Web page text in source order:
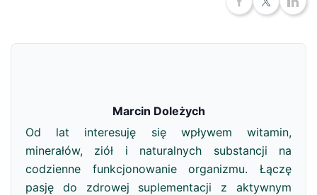
Marcin Doleżych
Od lat interesuję się wpływem witamin,
minerałów, ziół i naturalnych substancji na
codzienne funkcjonowanie organizmu. Łączę
pasję do zdrowej suplementacji z aktywnym